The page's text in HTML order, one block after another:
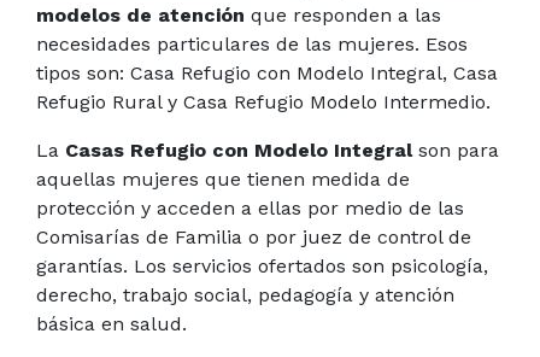
modelos de atención que responden a las
necesidades particulares de las mujeres. Esos
tipos son: Casa Refugio con Modelo Integral, Casa
Refugio Rural y Casa Refugio Modelo Intermedio.
La Casas Refugio con Modelo Integralson para
aquellas mujeres que tienen medida de
protección y acceden a ellas por medio de las
Comisarías de Familia o por juez de control de
garantías. Los servicios ofertados son psicología,
derecho, trabajo social, pedagogía y atención
básica en salud.